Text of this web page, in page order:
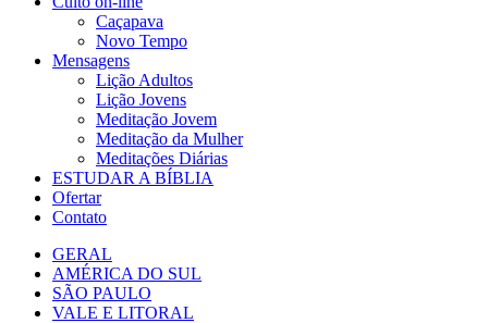
Caçapava
Novo Tempo
Mensagens
Lição Adultos
Lição Jovens
Meditação Jovem
Meditação da Mulher
Meditações Diárias
ESTUDAR A BÍBLIA
Ofertar
Contato
GERAL
AMÉRICA DO SUL
SÃO PAULO
VALE E LITORAL